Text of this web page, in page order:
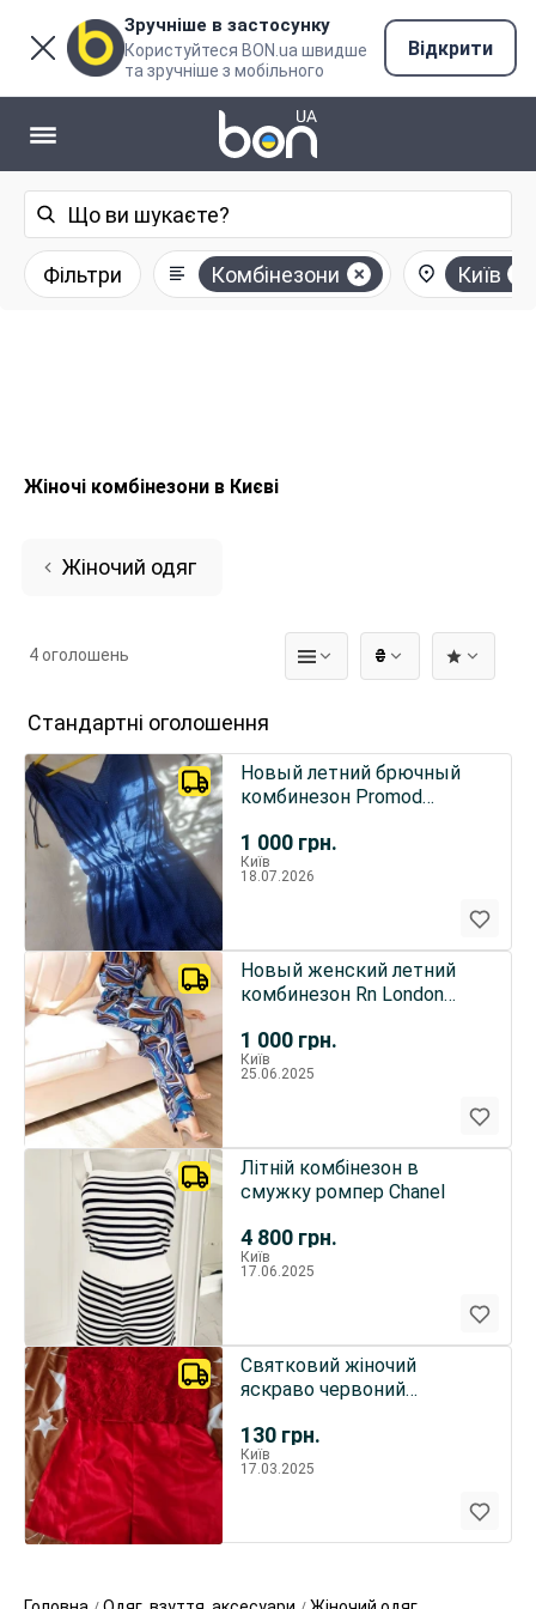
Зручніше в застосунку
Користуйтеся BON.ua швидше
та зручніше з мобільного
Відкрити
Фільтри Комбінезони Київ
Жіночі комбінезони в Києві
Жіночий одяг
₴
4 оголошень
Стандартні оголошення
1 000 грн.
Новый летний брючный
комбинезон Promod
Київ
18.07.2026
1 000 грн.
Новый женский летний
комбинезон Rn London
Київ
25.06.2025
4 800 грн.
Літній комбінезон в
смужку ромпер Chanel
Київ
17.06.2025
130 грн.
Святковий жіночий
яскраво червоний
Київ
17.03.2025